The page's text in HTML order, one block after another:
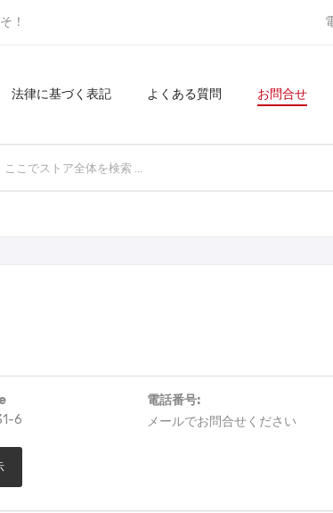
！
法律に基づく表記 よくある質問 お問合せ
6
電話番号:
メールでお問合せください